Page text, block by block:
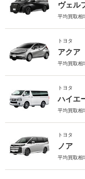
ヴェル
平均買取相
トヨタ
アクア
平均買取相
トヨタ
ハイエ
平均買取相
トヨタ
ノア
平均買取相